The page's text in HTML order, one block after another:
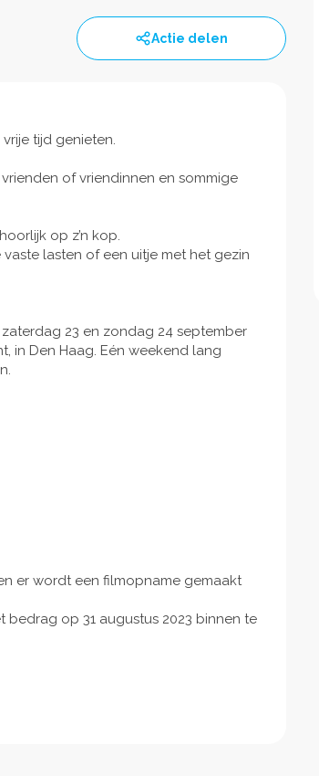
Actie delen
tijd genieten.
of vriendinnen en sommige
op z’n kop.
lasten of een uitje met het gezin
23 en zondag 24 september
in Den Haag. Eén weekend lang
er wordt een filmopname gemaakt
op 31 augustus 2023 binnen te